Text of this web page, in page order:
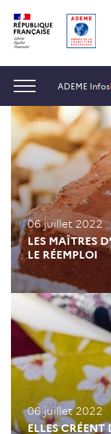
au
contenu
au
menu
des
cookies
Navigation :
ADEME Infos
LES MAÎTRES
LE RÉEMPLOI
06 juillet 2022
ELLES CRÉENT
06 juillet 2022